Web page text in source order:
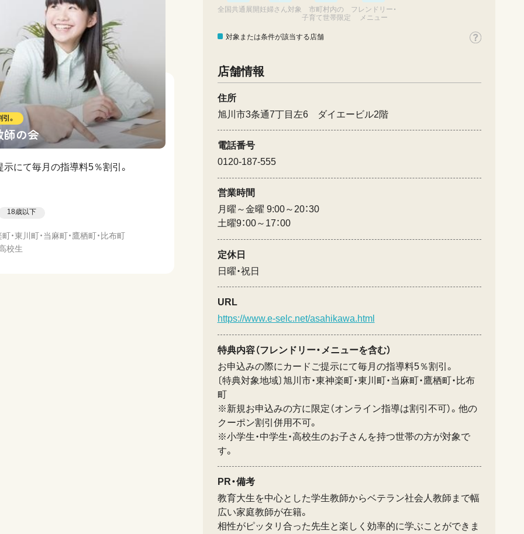
。
師の会
にて毎月の指導料5％割引。
18歳以下
・東川町・当麻町・鷹栖町・比布町
校生
全国共通展開 妊婦さん対象
市町村内の
子育て世帯限定
フレンドリー・
メニュー
対象または条件が該当する店舗
店舗情報
住所
旭川市3条通7丁目左6 ダイエービル2階
電話番号
0120-187-555
営業時間
月曜～金曜 9:00～20：30
土曜9：00～17：00
定休日
日曜・祝日
URL
https://www.e-selc.net/asahikawa.html
特典内容（フレンドリー・メニューを含む）
お申込みの際にカードご提示にて毎月の指導料5％割引。
〔特典対象地域〕旭川市・東神楽町・東川町・当麻町・鷹栖町・比布
町
※新規お申込みの方に限定（オンライン指導は割引不可）。他の
クーポン割引併用不可。
※小学生・中学生・高校生のお子さんを持つ世帯の方が対象で
す。
PR・備考
教育大生を中心とした学生教師からベテラン社会人教師まで幅
広い家庭教師が在籍。
相性がピッタリ合った先生と楽しく効率的に学ぶことができま